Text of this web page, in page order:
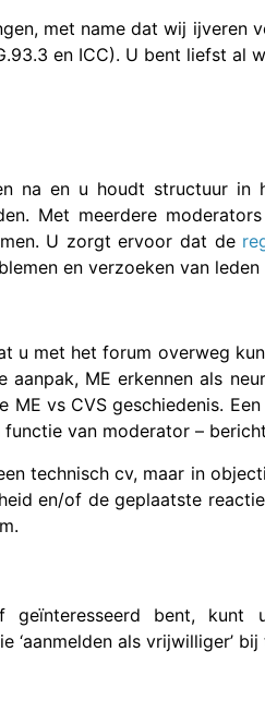
met name dat wij ijveren
en ICC). U bent liefst al
na en u houdt structuur
Met meerdere
U zorgt ervoor dat de
en verzoeken van leden
u met het forum overweg
ME erkennen als
vs CVS geschiedenis.
van moderator –
technisch cv, maar in
en/of de geplaatste
bent, kunt
‘aanmelden als vrijwilliger’ bij